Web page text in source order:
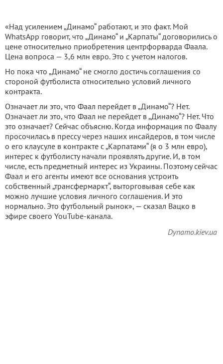
«Над усилением „Динамо“ работают, и это факт. Мой
WhatsApp говорит, что „Динамо“ и „Карпаты“ договорились о
цене относительно приобретения центрфорварда Фаала.
Цена вопроса — 3,6 млн евро. Это с учетом налогов.
Но пока что „Динамо“ не смогло достичь соглашения со
стороной футболиста относительно условий личного
контракта.
Означает ли это, что Фаал перейдет в „Динамо“? Нет.
Означает ли это, что Фаал не перейдет в „Динамо“? Нет. Что
это означает? Сейчас объясню. Когда информация по Фаалу
просочилась в прессу через наших инсайдеров, в том числе
о его клаусуле в контракте с „Карпатами“ (я о 3 млн евро),
интерес к футболисту начали проявлять другие. И, в том
числе, есть предметный интерес из Украины. Поэтому сейчас
Фаал и его агенты имеют все основания устроить
собственный „трансфермаркт“, выторговывая себе как
можно лучшие условия личного соглашения. И это
нормально. Это футбольный рынок», — сказал Вацко в
эфире своего YouTube-канала.
Dynamo.kiev.ua